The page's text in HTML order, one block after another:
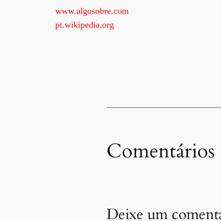
www.algosobre.com
pt.wikipedia.org
Comentários
Deixe um